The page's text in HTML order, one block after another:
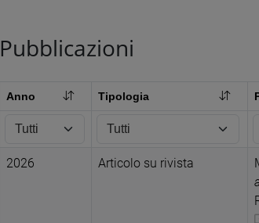
Pubblicazioni
Anno Tipologia
2026 Articolo su rivista